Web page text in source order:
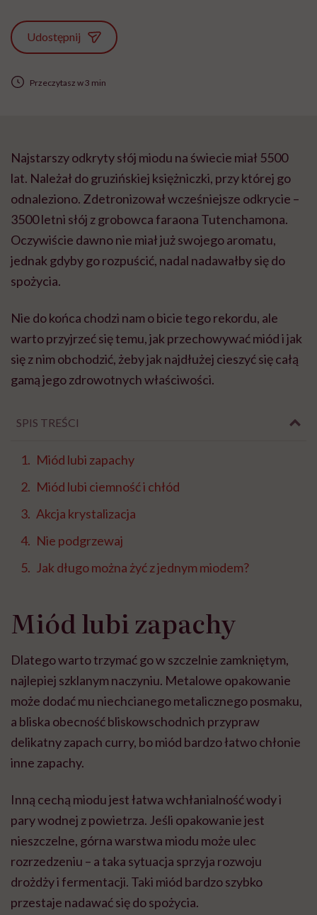
Udostępnij
Przeczytasz w 3 min
Najstarszy odkryty słój miodu na świecie miał 5500
lat. Należał do gruzińskiej księżniczki, przy której go
odnaleziono. Zdetronizował wcześniejsze odkrycie –
3500 letni słój z grobowca faraona Tutenchamona.
Oczywiście dawno nie miał już swojego aromatu,
jednak gdyby go rozpuścić, nadal nadawałby się do
spożycia.
Nie do końca chodzi nam o bicie tego rekordu, ale
warto przyjrzeć się temu, jak przechowywać miód i jak
się z nim obchodzić, żeby jak najdłużej cieszyć się całą
gamą jego zdrowotnych właściwości.
SPIS TREŚCI
Miód lubi zapachy
Miód lubi ciemność i chłód
Akcja krystalizacja
Nie podgrzewaj
Jak długo można żyć z jednym miodem?
Miód lubi zapachy
Dlatego warto trzymać go w szczelnie zamkniętym,
najlepiej szklanym naczyniu. Metalowe opakowanie
może dodać mu niechcianego metalicznego posmaku,
a bliska obecność bliskowschodnich przypraw
delikatny zapach curry, bo miód bardzo łatwo chłonie
inne zapachy.
Inną cechą miodu jest łatwa wchłanialność wody i
pary wodnej z powietrza. Jeśli opakowanie jest
nieszczelne, górna warstwa miodu może ulec
rozrzedzeniu – a taka sytuacja sprzyja rozwoju
drożdży i fermentacji. Taki miód bardzo szybko
przestaje nadawać się do spożycia.